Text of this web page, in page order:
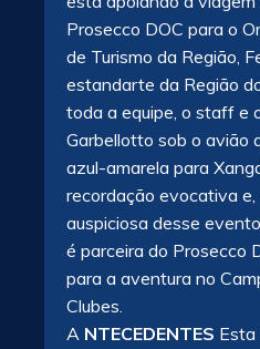
Prosecco DOC para o
de Turismo da Região,
estandarte da Região
toda a equipe, o staff e
Garbellotto sob o avião
azul-amarela para
recordação evocativa e,
auspiciosa desse
é parceira do Prosecco
para a aventura no
Clubes.
A NTECEDENTES Esta